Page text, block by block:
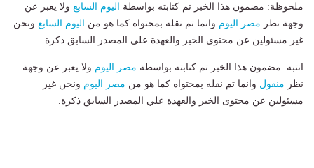
ملحوظة: مضمون هذا الخبر تم كتابته بواسطة اليوم السابع ولا يعبر عن
وجهة نظر مصر اليوم وانما تم نقله بمحتواه كما هو من اليوم السابع ونحن
غير مسئولين عن محتوى الخبر والعهدة علي المصدر السابق ذكرة.
انتبه: مضمون هذا الخبر تم كتابته بواسطة مصر اليوم ولا يعبر عن وجهة
نظر منقول وانما تم نقله بمحتواه كما هو من مصر اليوم ونحن غير
مسئولين عن محتوى الخبر والعهدة علي المصدر السابق ذكرة.